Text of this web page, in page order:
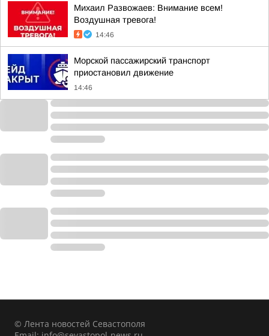
Михаил Развожаев: Внимание всем!
Воздушная тревога!
14:46
Морской пассажирский транспорт
приостановил движение
14:46
© Лента новостей Севастополя